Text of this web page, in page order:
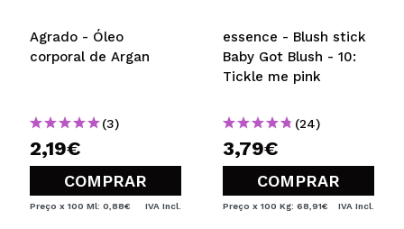
Agrado - Óleo
corporal de Argan
(3)
2,19€
COMPRAR
Preço x 100 Ml: 0,88€ IVA Incl.
essence - Blush stick
Baby Got Blush - 10:
Tickle me pink
(24)
3,79€
COMPRAR
Preço x 100 Kg: 68,91€ IVA Incl.